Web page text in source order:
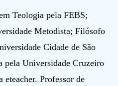
Teologia pela FEBS;
Metodista; Filósofo
Cidade de São
pela Universidade Cruzeiro
Professor de